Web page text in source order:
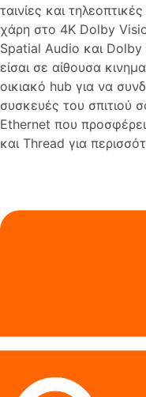
ταινίες και
χάρη στο 4K Dolby
Spatial Audio και
είσαι σε αίθουσα
οικιακό hub για να
συσκευές του σπιτιού
Ethernet που
και Thread για